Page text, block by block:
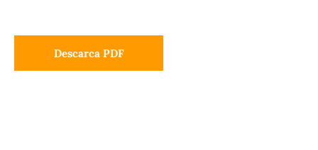
Descarca PDF